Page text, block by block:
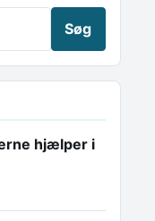
hjælper i